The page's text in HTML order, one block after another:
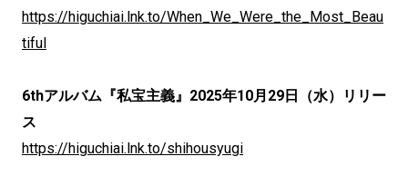
https://higuchiai.lnk.to/When_We_Were_the_Most_Beau
tiful
6thアルバム『私宝主義』2025年10月29日（水）リリー
ス
https://higuchiai.lnk.to/shihousyugi